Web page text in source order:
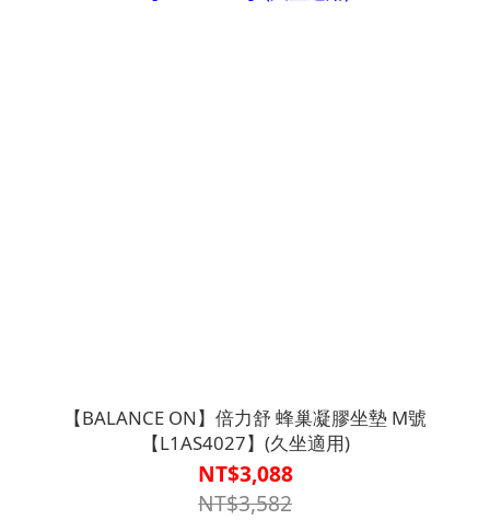
【BALANCE ON】倍力舒 蜂巢凝膠坐墊 M號
【L1AS4027】(久坐適用)
NT$3,088
NT$3,582